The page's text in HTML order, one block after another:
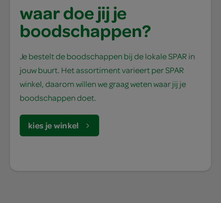
waar doe jij je
boodschappen?
Je bestelt de boodschappen bij de lokale SPAR in
jouw buurt. Het assortiment varieert per SPAR
winkel, daarom willen we graag weten waar jij je
boodschappen doet.
kies je winkel